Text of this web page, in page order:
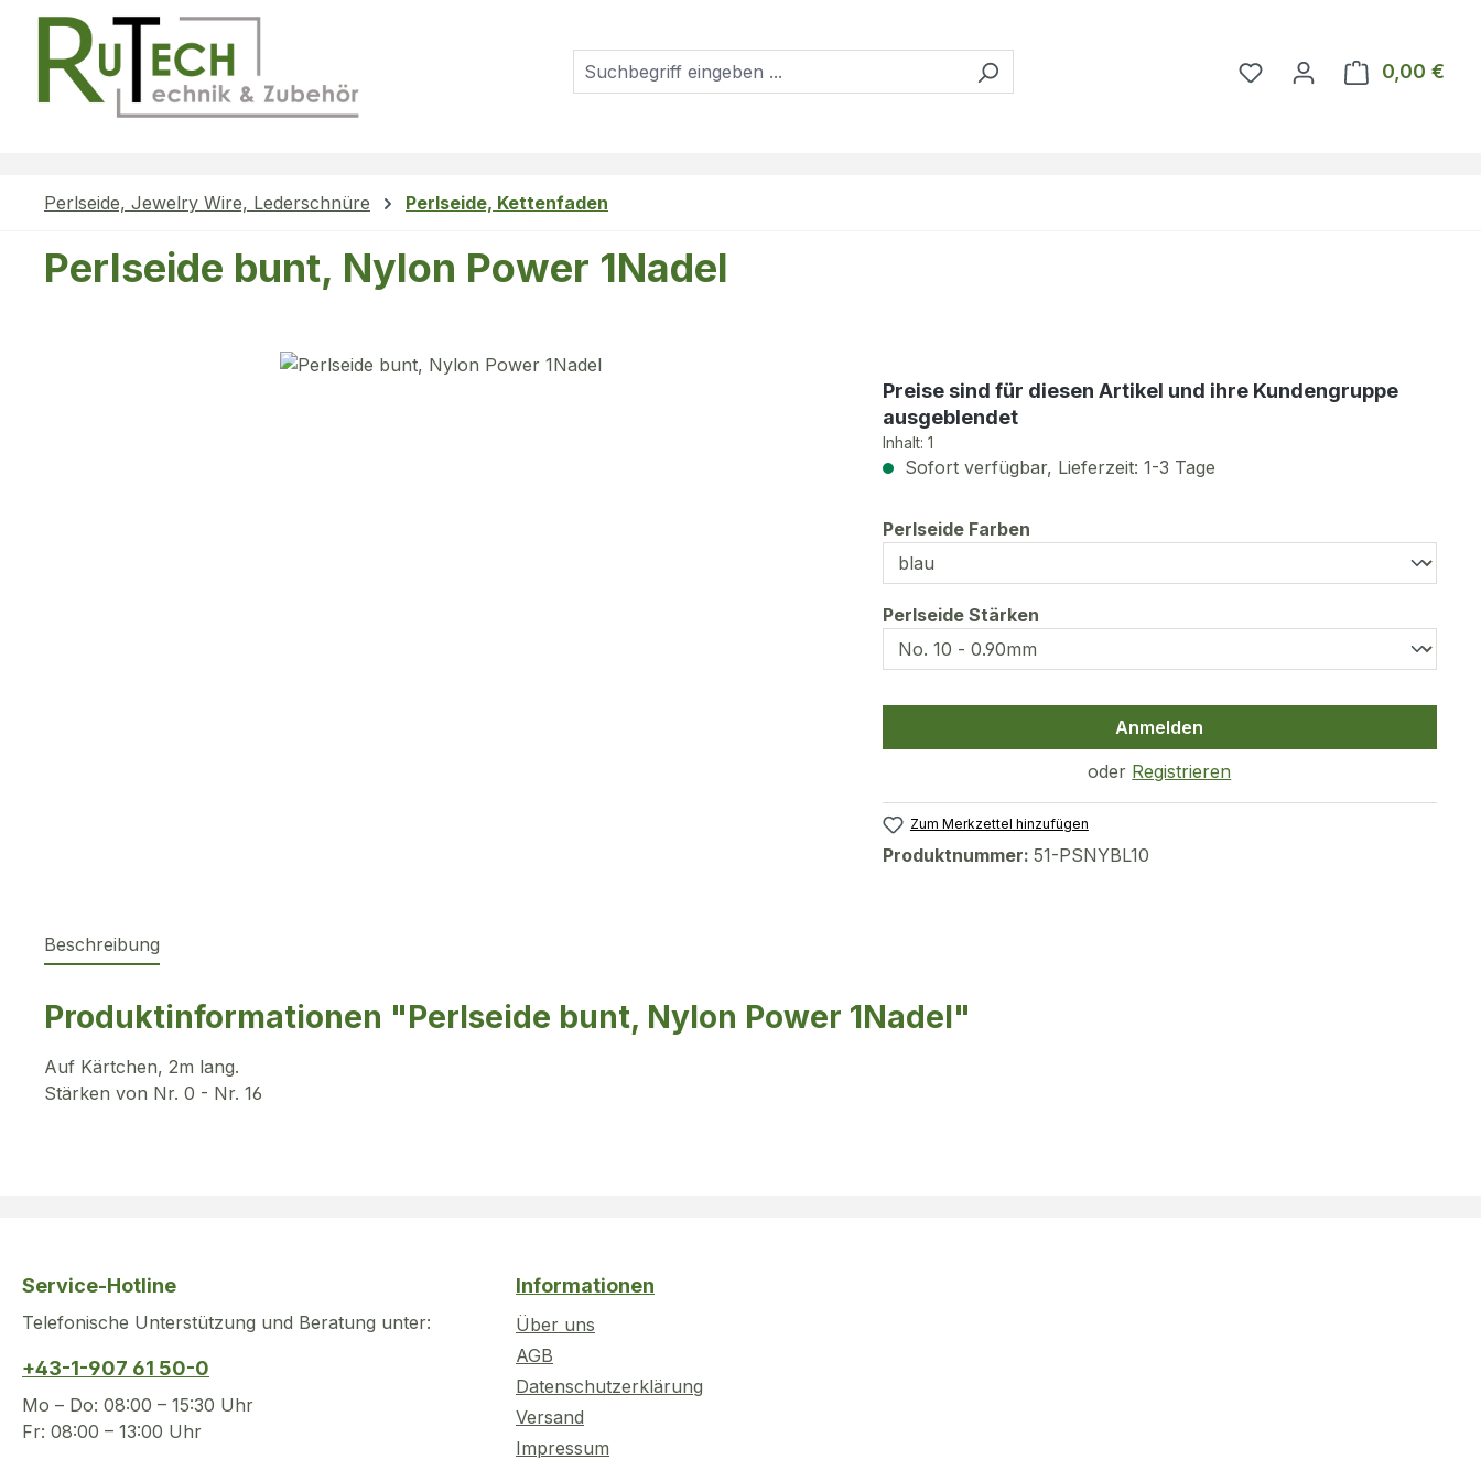
Hauptinhalt springen
Zur Suche springen
Zur Hauptnavigation springen
Du hast 0 Produkte auf
0,00 €
Perlseide, Jewelry Wire, Lederschnüre Perlseide, Kettenfaden
Perlseide bunt, Nylon Power 1Nadel
Preise sind für diesen Artikel und ihre Kundengruppe
ausgeblendet
Inhalt: 1
Sofort verfügbar, Lieferzeit: 1-3 Tage
Perlseide Farbenauswählen
Perlseide Stärkenauswählen
Anmelden
oder Registrieren
Zum Merkzettel hinzufügen
Produktnummer: 51-PSNYBL10
Beschreibung
Produktinformationen "Perlseide bunt, Nylon Power 1Nadel"
Auf Kärtchen, 2m lang.
Stärken von Nr. 0 - Nr. 16
Service-Hotline
Telefonische Unterstützung und Beratung unter:
+43-1-907 61 50-0
Mo – Do: 08:00 – 15:30 Uhr
Fr: 08:00 – 13:00 Uhr
Informationen
Über uns
AGB
Datenschutzerklärung
Versand
Impressum